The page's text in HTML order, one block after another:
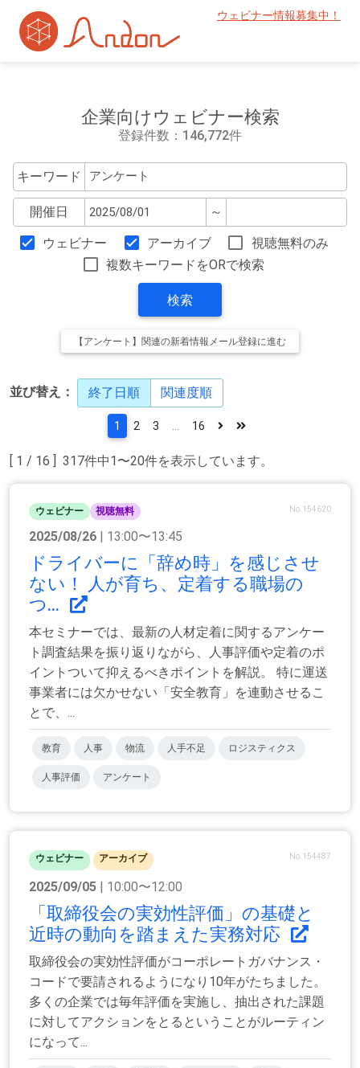
ウェビナー情報募集中！
企業向けウェビナー検索
登録件数：146,772件
キーワード
開催日 ～
ウェビナー アーカイブ
視聴無料のみ
複数キーワードをORで検索
検索
【アンケート】関連の新着情報メール登録に進む
並び替え： 終了日順 関連度順
[ 1 / 16 ] 317件中1〜20件を表示しています。
1 2 3 16
ウェビナー 視聴無料 No.154620
2025/08/26 | 13:00〜13:45
ドライバーに「辞め時」を感じさせ
ない！ 人が育ち、定着する職場の
つ...
本セミナーでは、最新の人材定着に関するアンケー
ト調査結果を振り返りながら、人事評価や定着のポ
イントついて抑えるべきポイントを解説。 特に運送
事業者には欠かせない「安全教育」を連動させるこ
とで、...
教育 人事 物流 人手不足 ロジスティクス
人事評価 アンケート
ウェビナー アーカイブ No.154487
2025/09/05 | 10:00〜12:00
「取締役会の実効性評価」の基礎と
近時の動向を踏まえた実務対応
取締役会の実効性評価がコーポレートガバナンス・
コードで要請されるようになり10年がたちました。
多くの企業では毎年評価を実施し、抽出された課題
に対してアクションをとるということがルーティン
になって...